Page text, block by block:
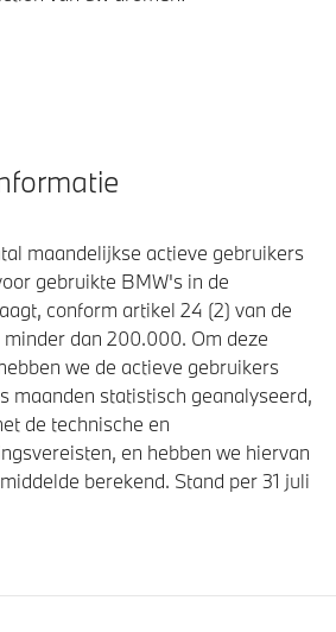
maandelijkse actieve gebruikers
gebruikte BMW's in de
conform artikel 24 (2) van de
dan 200.000. Om deze
we de actieve gebruikers
maanden statistisch geanalyseerd,
de technische en
en hebben we hiervan
berekend. Stand per 31 juli